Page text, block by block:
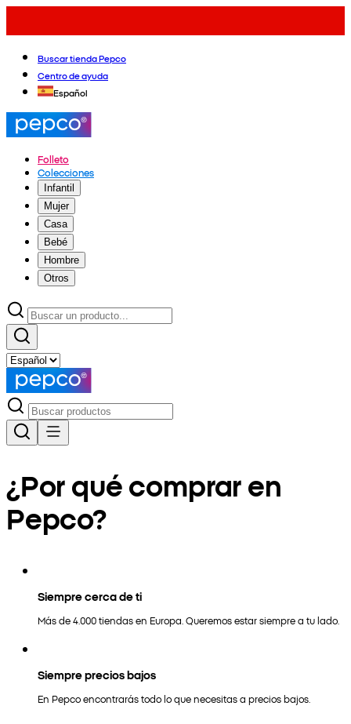
Buscar tienda Pepco
Centro de ayuda
Español
Folleto
Colecciones
Infantil
Mujer
Casa
Bebé
Hombre
Otros
¿Por qué comprar en
Pepco?
Siempre cerca de ti
Más de 4.000 tiendas en Europa. Queremos estar siempre a tu lado.
Siempre precios bajos
En Pepco encontrarás todo lo que necesitas a precios bajos.